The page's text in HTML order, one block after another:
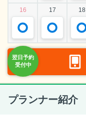
16 17 18
プランナー紹介